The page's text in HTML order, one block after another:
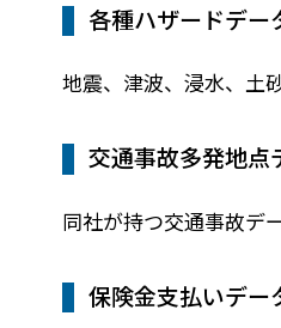
各種ハザードデー
地震、津波、浸水、土
交通事故多発地点
同社が持つ交通事故デ
保険金支払いデー